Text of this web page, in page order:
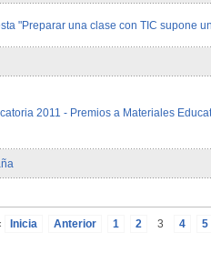
"Preparar una clase con TIC supone
2011 - Premios a Materiales
Inicia Anterior 1 2 3 4 5